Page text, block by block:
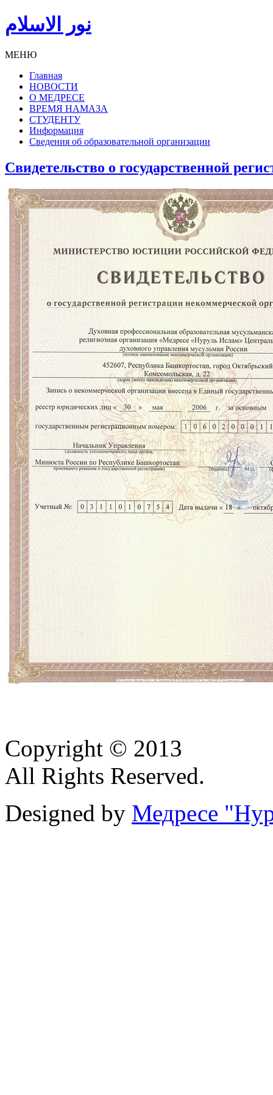
نور الاسلام
МЕНЮ
Главная
НОВОСТИ
О МЕДРЕСЕ
ВРЕМЯ НАМАЗА
СТУДЕНТУ
Информация
Сведения об образовательной организации
Свидетельство о государственной
Copyright © 2013
All Rights Reserved.
Designed by Медресе